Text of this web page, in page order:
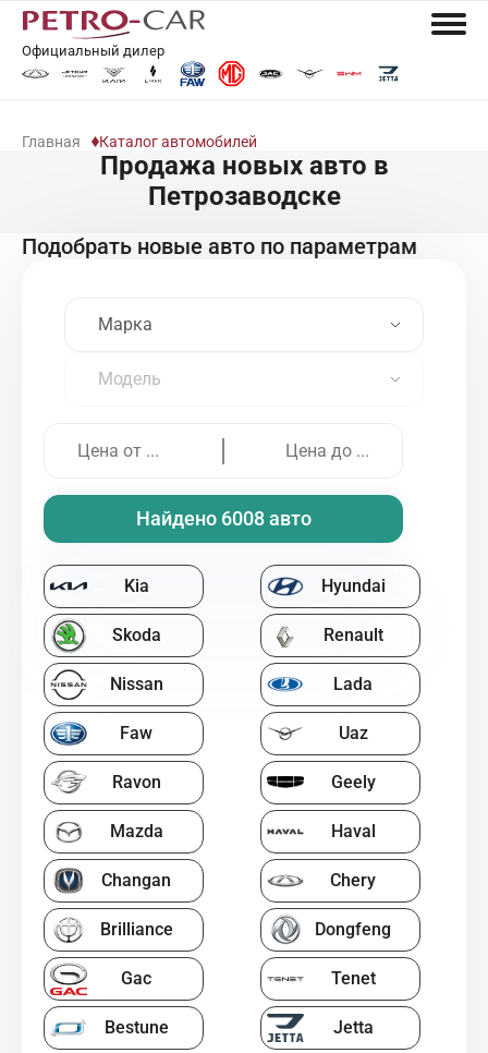
Официальный дилер
Главная Каталог автомобилей
Продажа новых авто в
Петрозаводске
Подобрать новые авто по параметрам
Найдено 6008 авто
Kia Hyundai
Skoda Renault
Nissan Lada
Faw Uaz
Ravon Geely
Mazda Haval
Changan Chery
Brilliance Dongfeng
Gac Tenet
Bestune Jetta